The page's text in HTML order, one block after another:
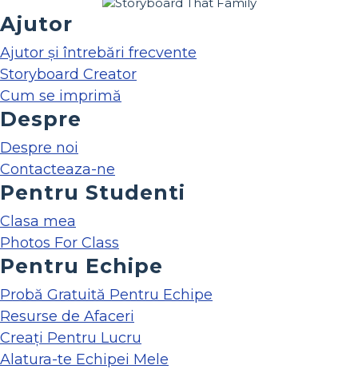
Ajutor
Ajutor și întrebări frecvente
Storyboard Creator
Cum se imprimă
Despre
Despre noi
Contacteaza-ne
Pentru Studenti
Clasa mea
Photos For Class
Pentru Echipe
Probă Gratuită Pentru Echipe
Resurse de Afaceri
Creați Pentru Lucru
Alatura-te Echipei Mele